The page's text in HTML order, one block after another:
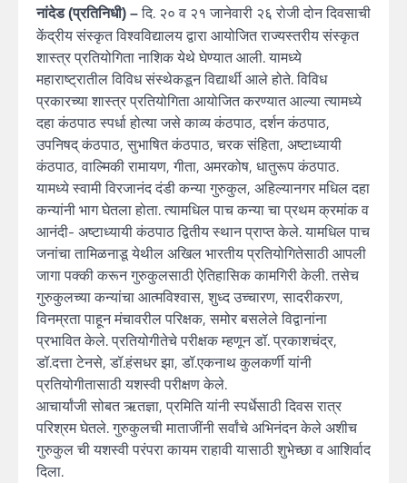
नांदेड (प्रतिनिधी) –दि. २० व २१ जानेवारी २६ रोजी दोन दिवसाची
केंद्रीय संस्कृत विश्वविद्यालय द्वारा आयोजित राज्यस्तरीय संस्कृत
शास्त्र प्रतियोगिता नाशिक येथे घेण्यात आली. यामध्ये
महाराष्ट्रातील विविध संस्थेकडून विद्यार्थी आले होते. विविध
प्रकारच्या शास्त्र प्रतियोगिता आयोजित करण्यात आल्या त्यामध्ये
दहा कंठपाठ स्पर्धा होत्या जसे काव्य कंठपाठ, दर्शन कंठपाठ,
उपनिषद् कंठपाठ, सुभाषित कंठपाठ, चरक संहिता, अष्टाध्यायी
कंठपाठ, वाल्मिकी रामायण, गीता, अमरकोष, धातुरूप कंठपाठ.
यामध्ये स्वामी विरजानंद दंडी कन्या गुरुकुल, अहिल्यानगर मधिल दहा
कन्यांनी भाग घेतला होता. त्यामधिल पाच कन्या चा प्रथम क्रमांक व
आनंदी- अष्टाध्यायी कंठपाठ द्वितीय स्थान प्राप्त केले. यामधिल पाच
जनांचा तामिळनाडू येथील अखिल भारतीय प्रतियोगितेसाठी आपली
जागा पक्की करून गुरुकुलसाठी ऐतिहासिक कामगिरी केली. तसेच
गुरुकुलच्या कन्यांचा आत्मविश्वास, शुध्द उच्चारण, सादरीकरण,
विनम्रता पाहून मंचावरील परिक्षक, समोर बसलेले विद्वानांना
प्रभावित केले. प्रतियोगीतेचे परीक्षक म्हणून डॉ. प्रकाशचंद्र,
डॉ.दत्ता टेनसे, डॉ.हंसधर झा, डॉ.एकनाथ कुलकर्णी यांनी
प्रतियोगीतासाठी यशस्वी परीक्षण केले.
आचार्यांजी सोबत ऋतज्ञा, प्रमिति यांनी स्पर्धेसाठी दिवस रात्र
परिश्रम घेतले. गुरुकुलची माताजींनी सर्वांचे अभिनंदन केले अशीच
गुरुकुल ची यशस्वी परंपरा कायम राहावी यासाठी शुभेच्छा व आशिर्वाद
दिला.